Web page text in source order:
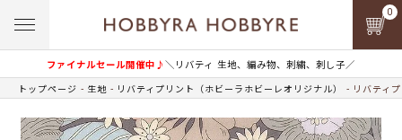
ファイナルセール開催中♪＼リバティ 生地、編み物、刺繍、刺し子／
0
トップページ 生地 リバティプリント（ホビーラホビーレオリジナル） リバティ